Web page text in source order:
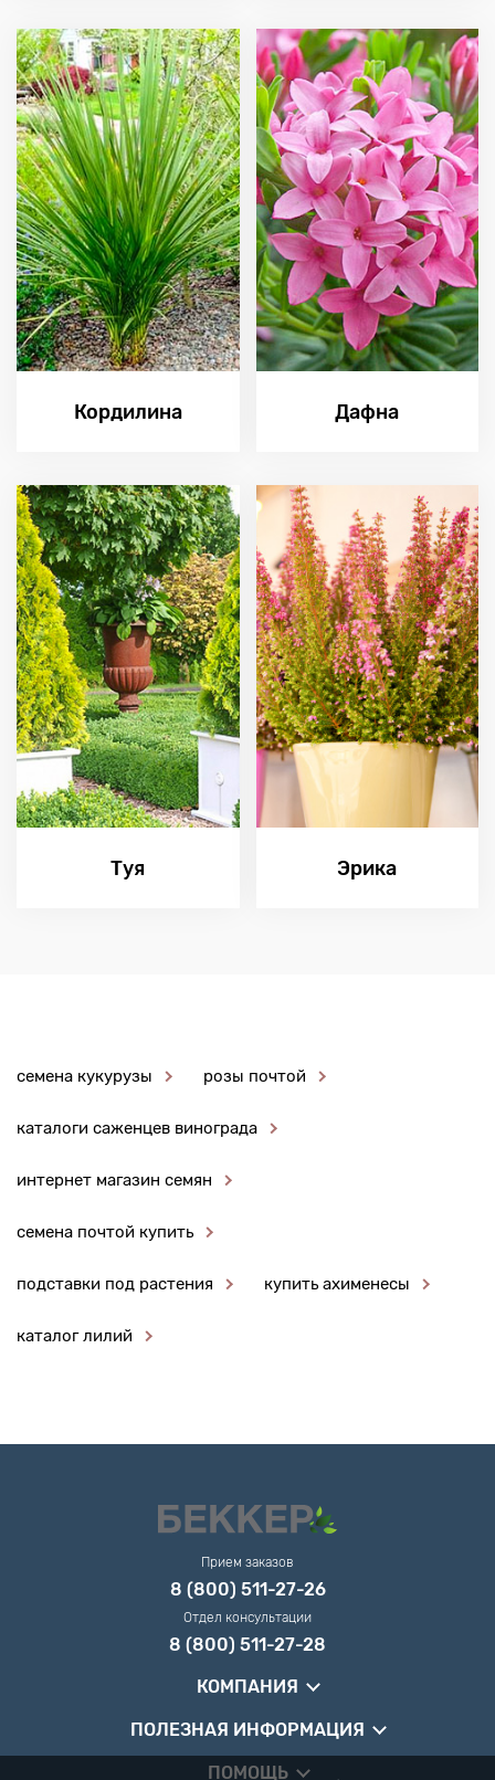
Кордилина Дафна
Туя Эрика
семена кукурузы розы почтой
каталоги саженцев винограда
интернет магазин семян
семена почтой купить
подставки под растения купить ахименесы
каталог лилий
Прием заказов
8 (800) 511-27-26
Отдел консультации
8 (800) 511-27-28
КОМПАНИЯ
ПОЛЕЗНАЯ ИНФОРМАЦИЯ
ПОМОЩЬ